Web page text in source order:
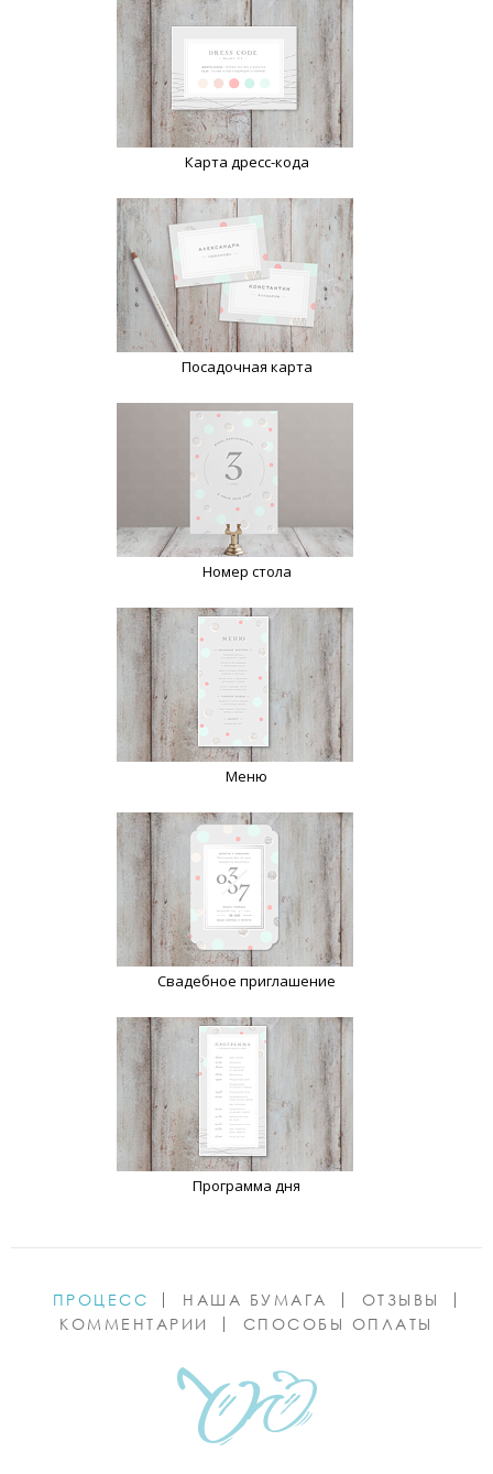
Карта дресс-кода
Посадочная карта
Номер стола
Меню
Свадебное приглашение
Программа дня
ПРОЦЕСС НАША БУМАГА
ОТЗЫВЫ
КОММЕНТАРИИ
СПОСОБЫ ОПЛАТЫ